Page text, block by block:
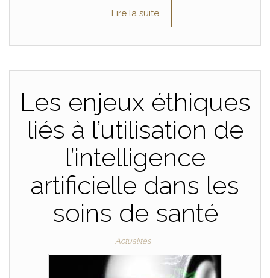
Lire la suite
Les enjeux éthiques
liés à l’utilisation de
l’intelligence
artificielle dans les
soins de santé
Actualités